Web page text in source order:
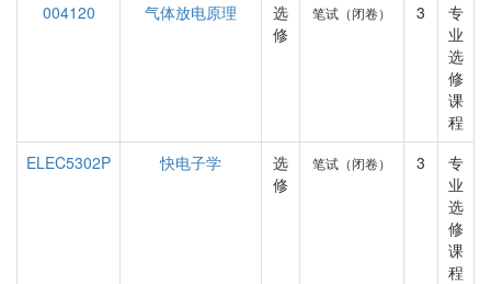
004120
气体放电原理
选
修
笔试（闭卷） 3
专
业
选
修
课
程
ELEC5302P
快电子学
选
修
笔试（闭卷） 3
专
业
选
修
课
程